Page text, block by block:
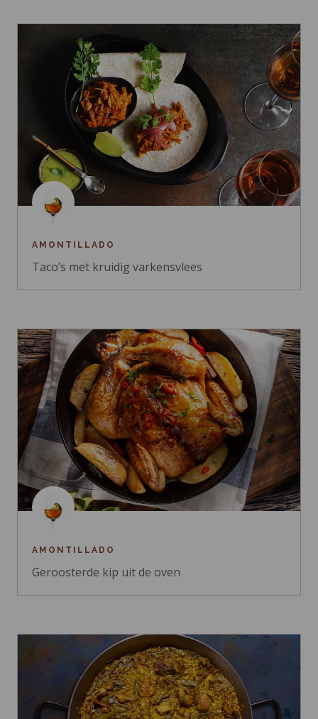
AMONTILLADO
Taco’s met kruidig varkensvlees
AMONTILLADO
Geroosterde kip uit de oven